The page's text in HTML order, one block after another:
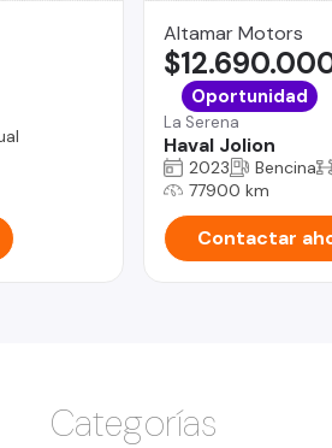
Altamar Motors
La Serena
Haval Jolion
Oportunidad
2023 Bencina
77900 km
Contactar
Categorías